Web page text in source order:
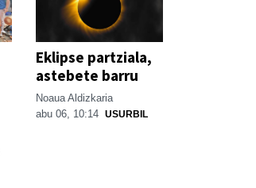
Eklipse partziala,
astebete barru
Noaua Aldizkaria
abu 06, 10:14 USURBIL